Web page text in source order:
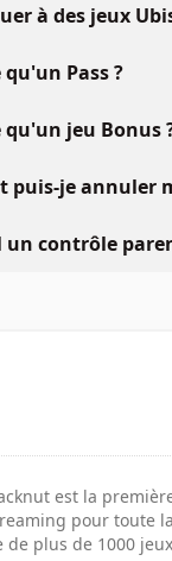
à des jeux
qu'un Pass ?
qu'un jeu Bonus
puis-je annuler
un contrôle
est la
pour toute la
de plus de 1000 jeux